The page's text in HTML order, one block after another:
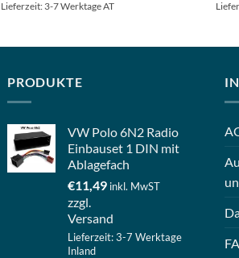
Lieferzeit: 3-7 Werktage AT
PRODUKTE
VW Polo 6N2 Radio
Einbauset 1 DIN mit
Ablagefach
€11,49 inkl. MwST
zzgl.
Versand
Lieferzeit: 3-7 Werktage
Inland